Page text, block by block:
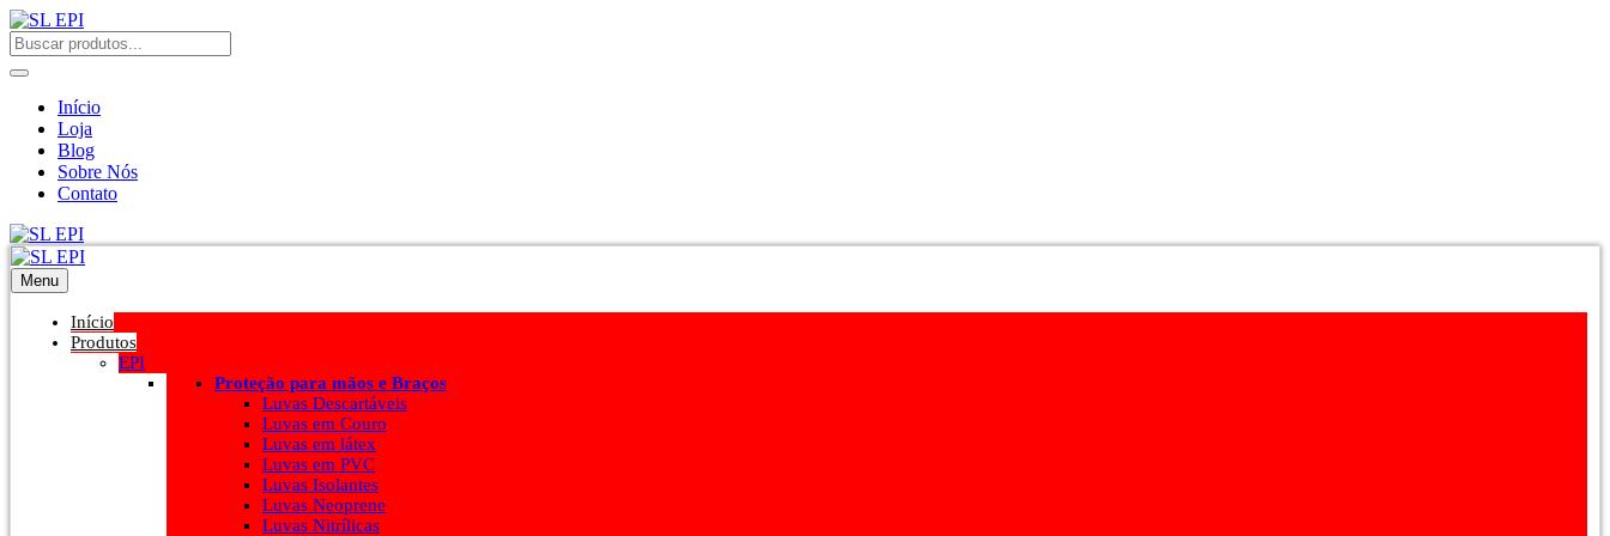
Início
Loja
Blog
Sobre Nós
Contato
Menu
Início
Produtos
EPI
Proteção para mãos e Braços
Luvas Descartáveis
Luvas em Couro
Luvas em látex
Luvas em PVC
Luvas Isolantes
Luvas Neoprene
Luvas Nitrílicas